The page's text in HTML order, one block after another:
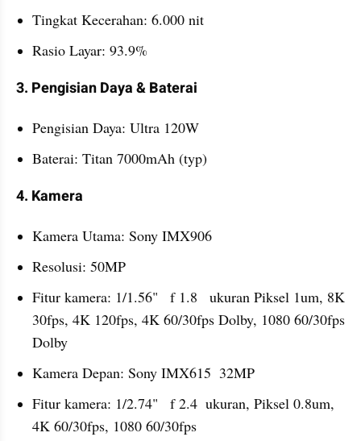
Tingkat Kecerahan: 6.000 nit
Rasio Layar: 93.9%
3. Pengisian Daya & Baterai
Pengisian Daya: Ultra 120W
Baterai: Titan 7000mAh (typ)
4. Kamera
Kamera Utama: Sony IMX906
Resolusi: 50MP
Fitur kamera: 1/1.56"   f 1.8   ukuran Piksel 1um, 8K
30fps, 4K 120fps, 4K 60/30fps Dolby, 1080 60/30fps
Dolby
Kamera Depan: Sony IMX615  32MP
Fitur kamera: 1/2.74"   f 2.4  ukuran, Piksel 0.8um,
4K 60/30fps, 1080 60/30fps